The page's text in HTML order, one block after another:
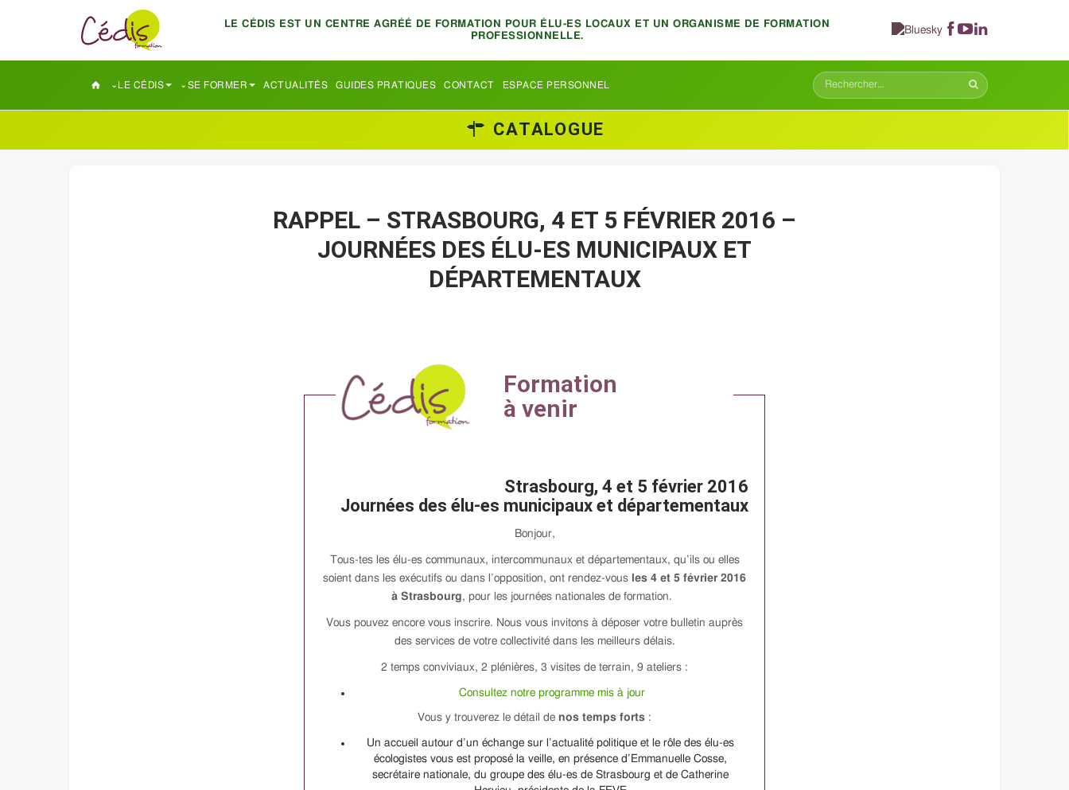
LE CÉDIS EST UN CENTRE AGRÉÉ DE FORMATION POUR ÉLU-ES LOCAUX ET UN ORGANISME DE FORMATION
PROFESSIONNELLE.
LE CÉDIS SE FORMER ACTUALITÉS GUIDES PRATIQUES CONTACT ESPACE PERSONNEL
CATALOGUE
RAPPEL – STRASBOURG, 4 ET 5 FÉVRIER 2016 –
JOURNÉES DES ÉLU-ES MUNICIPAUX ET
DÉPARTEMENTAUX
Strasbourg, 4 et 5 février 2016
Journées des élu-es municipaux et départementaux
Bonjour,
Tous-tes les élu-es communaux, intercommunaux et départementaux, qu’ils ou elles
soient dans les exécutifs ou dans l’opposition, ont rendez-vous les 4 et 5 février 2016
à Strasbourg, pour les journées nationales de formation.
Vous pouvez encore vous inscrire. Nous vous invitons à déposer votre bulletin auprès
des services de votre collectivité dans les meilleurs délais.
2 temps conviviaux, 2 plénières, 3 visites de terrain, 9 ateliers :
Consultez notre programme mis à jour
Vous y trouverez le détail de nos temps forts :
Un accueil autour d’un échange sur l’actualité politique et le rôle des élu-es
écologistes vous est proposé la veille, en présence d’Emmanuelle Cosse,
secrétaire nationale, du groupe des élu-es de Strasbourg et de Catherine